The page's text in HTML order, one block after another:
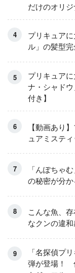
だけのオリ
くるせんた
プリキュア
ル」の髪型完
プリキュア
ナ・シャド
付き】
【動画あり
ュアミステ
「んぽちゃ
の秘密が分
こんな魚、
なクンの違
「名探偵プ
弾が登場！